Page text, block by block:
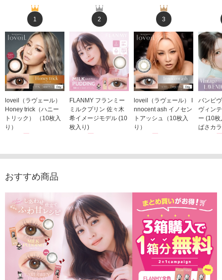
1
loveil（ラヴェール）
Honey trick（ハニー
トリック） （10枚入
り）
2
FLANMY フランミー
ミルクプリン 佐々木
希イメージモデル (10
枚入り)
3
loveil（ラヴェール） I
nnocent ash イノセン
トアッシュ（10枚入
り）
バンビ
ヴィン
ー (10
ばさカ
おすすめ商品